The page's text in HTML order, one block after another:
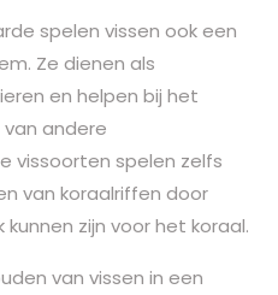
spelen vissen ook een
Ze dienen als
en helpen bij het
andere
vissoorten spelen zelfs
van koraalriffen door
zijn voor het koraal.
van vissen in een